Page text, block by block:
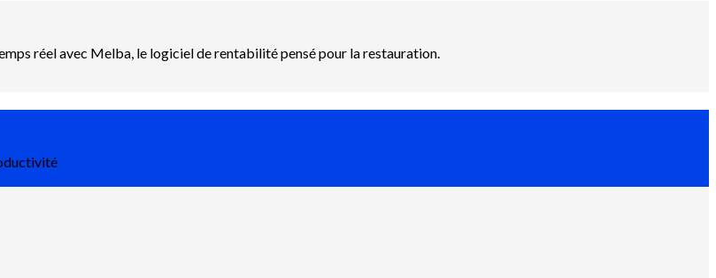
réel avec Melba, le logiciel de rentabilité pensé pour la restauration.